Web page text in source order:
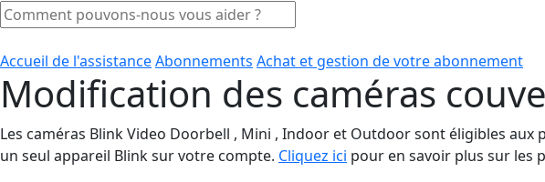
Accueil de l'assistanceAbonnements Achat et gestion de votre abonnement
Modification des caméras
Les caméras Blink Video Doorbell , Mini , Indoor et Outdoor sont éligibles
un seul appareil Blink sur votre compte. Cliquez ici pour en savoir plus sur les